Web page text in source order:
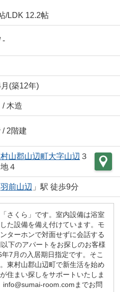
/LDK 12.2帖
-
(築12年)
/ 木造
/ 2階建
山郡山辺町大字山辺 ３
４
羽前山辺 」駅 徒歩9分
さくら」です。室内設備は浴室
た設備を備え付けています。モ
ターホンで対面せずに会話する
下のアパートをお探しのお客様
7月の入居期日指定です。そこ
東村山郡山辺町で新生活を始め
住まい探しをサポートいたしま
room.comまでお問